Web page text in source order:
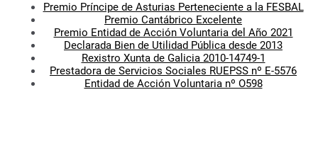
Premio Príncipe de Asturias Perteneciente a la FESBAL
Premio Cantábrico Excelente
Premio Entidad de Acción Voluntaria del Año 2021
Declarada Bien de Utilidad Pública desde 2013
Rexistro Xunta de Galicia 2010-14749-1
Prestadora de Servicios Sociales RUEPSS nº E-5576
Entidad de Acción Voluntaria nº O598